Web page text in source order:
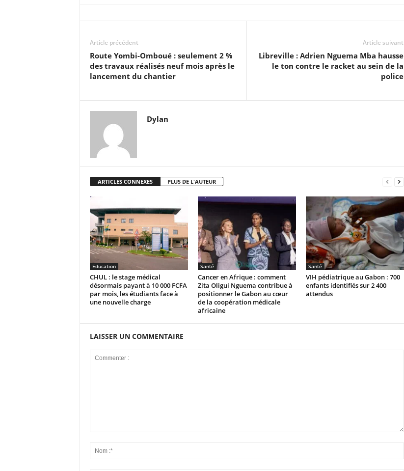
Article précédent
Route Yombi-Omboué : seulement 2 %
des travaux réalisés neuf mois après le
lancement du chantier
Article suivant
Libreville : Adrien Nguema Mba hausse
le ton contre le racket au sein de la
police
Dylan
ARTICLES CONNEXES PLUS DE L'AUTEUR
Education
CHUL : le stage médical
désormais payant à 10 000 FCFA
par mois, les étudiants face à
une nouvelle charge
Santé
Cancer en Afrique : comment
Zita Oligui Nguema contribue à
positionner le Gabon au cœur
de la coopération médicale
africaine
Santé
VIH pédiatrique au Gabon : 700
enfants identifiés sur 2 400
attendus
LAISSER UN COMMENTAIRE